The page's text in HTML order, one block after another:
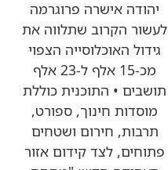
יהודה אישרה פרוגרמה
לעשור הקרוב שתלווה את
גידול האוכלוסייה הצפוי
מכ-15 אלף ל-23 אלף
תושבים • התוכנית כוללת
מוסדות חינוך, ספורט,
תרבות, חירום ושטחים
פתוחים, לצד קידום אזור